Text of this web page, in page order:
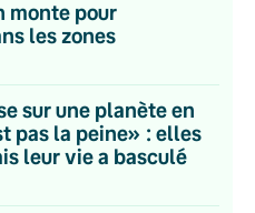
monte pour
les zones
sur une planète en
pas la peine» : elles
leur vie a basculé
newsletters